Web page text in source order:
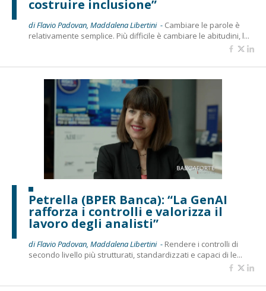
costruire inclusione”
di Flavio Padovan, Maddalena Libertini - Cambiare le parole è
relativamente semplice. Più difficile è cambiare le abitudini, l...
Petrella (BPER Banca): “La GenAI
rafforza i controlli e valorizza il
lavoro degli analisti”
di Flavio Padovan, Maddalena Libertini - Rendere i controlli di
secondo livello più strutturati, standardizzati e capaci di le...